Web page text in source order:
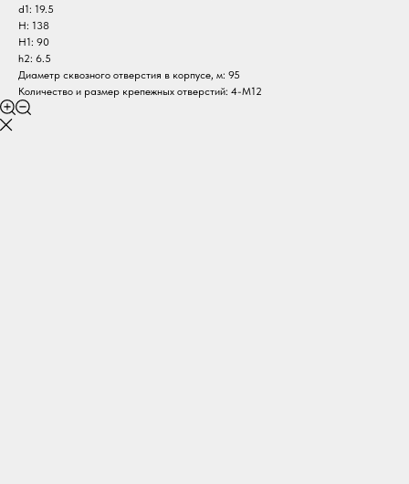
d1: 19.5
H: 138
H1: 90
h2: 6.5
Диаметр сквозного отверстия в корпусе, м: 95
Количество и размер крепежных отверстий: 4-M12